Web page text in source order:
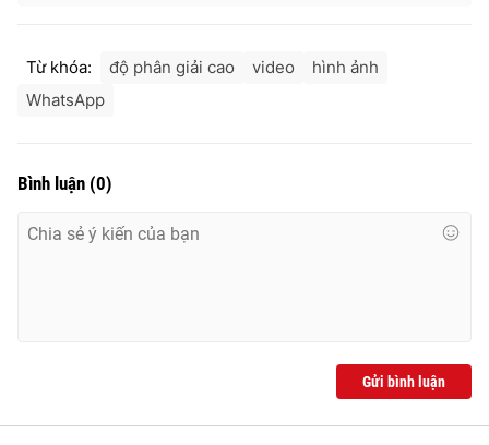
Từ khóa: độ phân giải cao video
hình ảnh
WhatsApp
Bình luận (0)
Gửi bình luận